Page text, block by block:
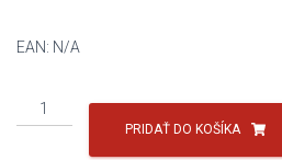
EAN: N/A
množstvo
ELDISK
PRIDAŤ DO KOŠÍKA